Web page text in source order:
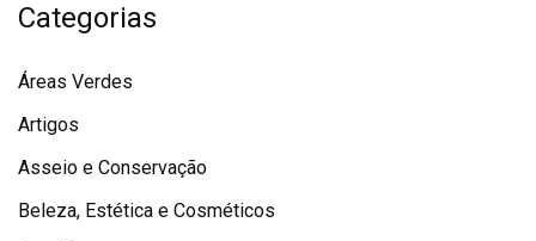
Categorias
Áreas Verdes
Artigos
Asseio e Conservação
Beleza, Estética e Cosméticos